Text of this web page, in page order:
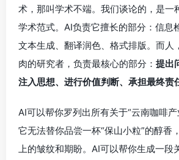
术，那叫学术不端。我们谈论的，是一
学术范式。AI负责它擅长的部分：信息
文本生成、翻译润色、格式排版。而人
肉的研究者，负责最核心的部分： 提出
注入思想、进行价值判断、承担最终责
AI可以帮你罗列出所有关于“云南咖啡
它无法替你品尝一杯“保山小粒”的醇香
上的皱纹和期盼。AI可以帮你生成一段